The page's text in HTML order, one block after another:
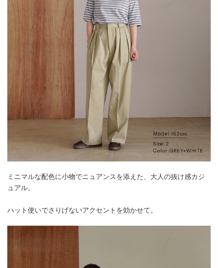
ミニマルな配色に小物でニュアンスを添えた、大人の抜け感カジ
ュアル。
ハット使いでさりげないアクセントを効かせて。